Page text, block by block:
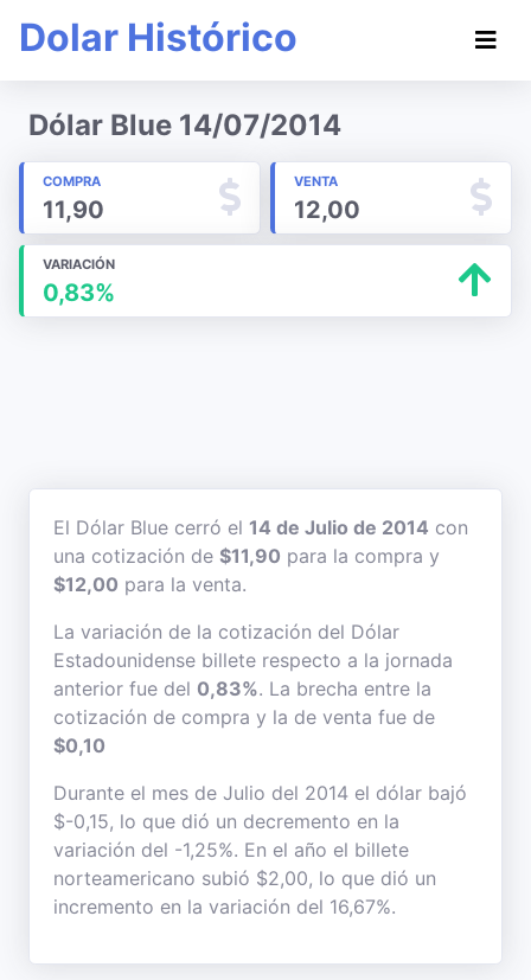
Dolar Histórico
Dólar Blue 14/07/2014
COMPRA
11,90
VENTA
12,00
VARIACIÓN
0,83%
El Dólar Blue cerró el 14 de Julio de 2014 con
una cotización de $11,90 para la compra y
$12,00 para la venta.
La variación de la cotización del Dólar
Estadounidense billete respecto a la jornada
anterior fue del 0,83%. La brecha entre la
cotización de compra y la de venta fue de
$0,10
Durante el mes de Julio del 2014 el dólar bajó
$-0,15, lo que dió un decremento en la
variación del -1,25%. En el año el billete
norteamericano subió $2,00, lo que dió un
incremento en la variación del 16,67%.